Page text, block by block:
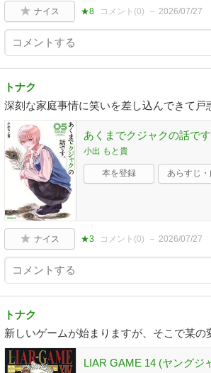
ナイス ★8 コメント(0) 2026/07/27
トナク
深刻な家庭事情に笑いを差し込んできて戸
あくまでクジャクの話で
小出 もと貴
本を登録 あらすじ・
ナイス ★3 コメント(0) 2026/07/27
トナク
新しいゲームが始まりますが、そこで某の
LIAR GAME 14 (ヤングジ